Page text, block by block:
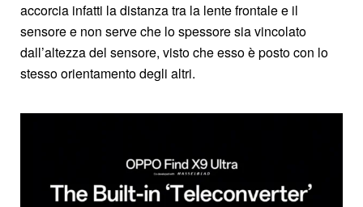
accorcia infatti la distanza tra la lente frontale e il
sensore e non serve che lo spessore sia vincolato
dall’altezza del sensore, visto che esso è posto con lo
stesso orientamento degli altri.